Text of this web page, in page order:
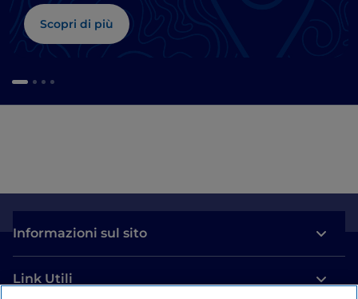
Scopri di più
Informazioni sul sito
Link Utili